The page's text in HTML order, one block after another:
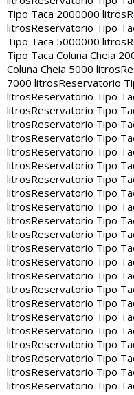
Tipo Taca 2000000 litros
litrosReservatorio Tipo
Tipo Taca 5000000 litros
Tipo Taca Coluna Cheia
Coluna Cheia 5000 litros
7000 litrosReservatorio
litrosReservatorio Tipo
litrosReservatorio Tipo
litrosReservatorio Tipo
litrosReservatorio Tipo
litrosReservatorio Tipo
litrosReservatorio Tipo
litrosReservatorio Tipo
litrosReservatorio Tipo
litrosReservatorio Tipo
litrosReservatorio Tipo
litrosReservatorio Tipo
litrosReservatorio Tipo
litrosReservatorio Tipo
litrosReservatorio Tipo
litrosReservatorio Tipo
litrosReservatorio Tipo
litrosReservatorio Tipo
litrosReservatorio Tipo
litrosReservatorio Tipo
litrosReservatorio Tipo
litrosReservatorio Tipo
litrosReservatorio Tipo